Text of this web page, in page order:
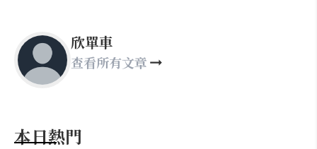
欣單車
查看所有文章
本日熱門